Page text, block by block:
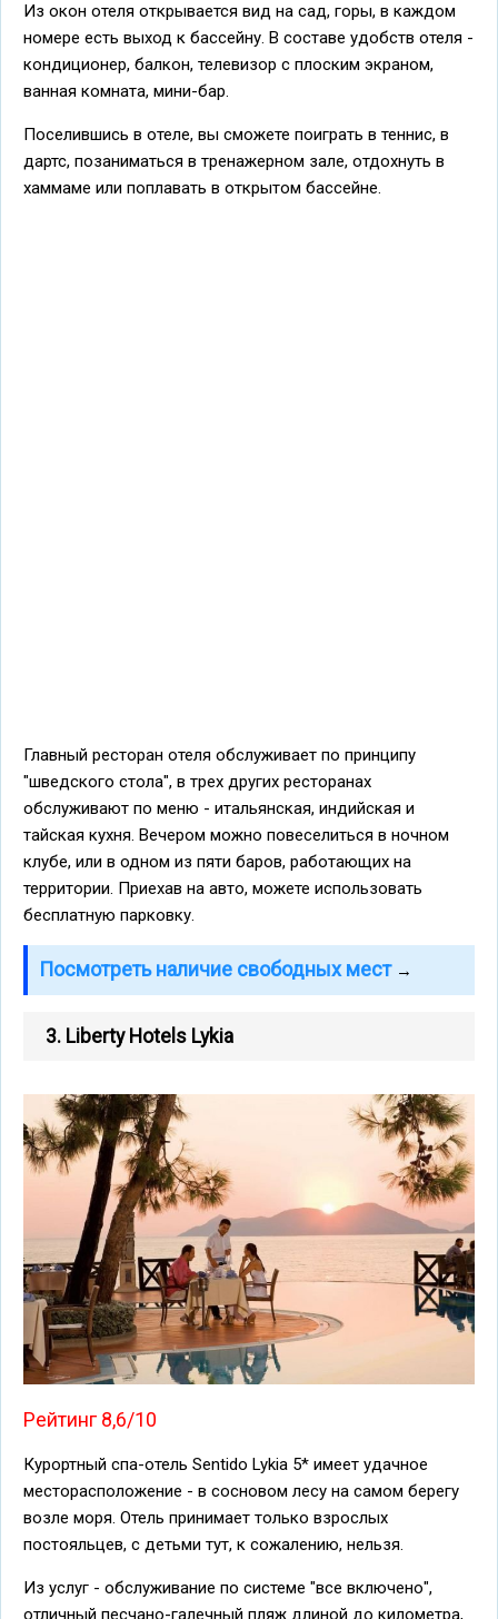
Из окон отеля открывается вид на сад, горы, в каждом
номере есть выход к бассейну. В составе удобств отеля -
кондиционер, балкон, телевизор с плоским экраном,
ванная комната, мини-бар.
Поселившись в отеле, вы сможете поиграть в теннис, в
дартс, позаниматься в тренажерном зале, отдохнуть в
хаммаме или поплавать в открытом бассейне.
Главный ресторан отеля обслуживает по принципу
"шведского стола", в трех других ресторанах
обслуживают по меню - итальянская, индийская и
тайская кухня. Вечером можно повеселиться в ночном
клубе, или в одном из пяти баров, работающих на
территории. Приехав на авто, можете использовать
бесплатную парковку.
Посмотреть наличие свободных мест→
3. Liberty Hotels Lykia
Рейтинг 8,6/10
Курортный спа-отель Sentido Lykia 5* имеет удачное
месторасположение - в сосновом лесу на самом берегу
возле моря. Отель принимает только взрослых
постояльцев, с детьми тут, к сожалению, нельзя.
Из услуг - обслуживание по системе "все включено",
отличный песчано-галечный пляж длиной до километра,